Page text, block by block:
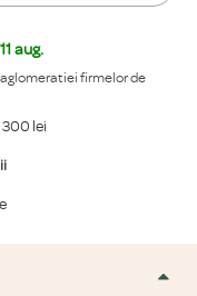
aug.
firmelor de
lei